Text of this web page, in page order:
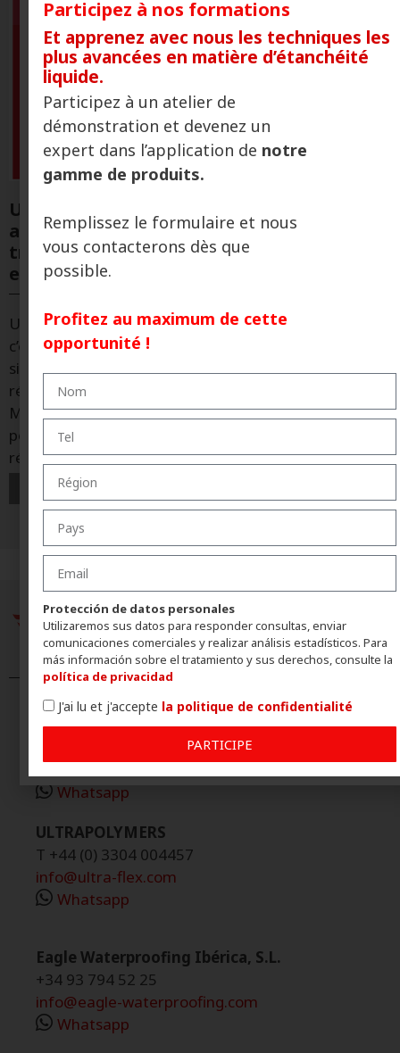
ULTRAFLEX® révolutionne l’étanchéité
avec des systèmes qui simplifient les
travaux et offrent une plus grande
efficacité.
ULTRAFLEX®: « L’étanchéité ne peut pas échouer,
c’est pourquoi nous misons sur des systèmes qui
simplifient la mise en œuvre et garantissent des
résultats » Gemma Mogas, Associée et General
Manager d’Eagle Waterproofing Ibérica, explique
pourquoi Ultraflex s’est imposé comme le système de
référence d’Eagle Group et le moteur
EAGLE UK
T +44 (0) 3304 004170
info@eagle-waterproofing.co.uk
Whatsapp
ULTRAPOLYMERS
T +44 (0) 3304 004457
info@ultra-flex.com
Whatsapp
Eagle Waterproofing Ibérica, S.L.
+34 93 794 52 25
info@eagle-waterproofing.com
Whatsapp
Participez à nos formations
Et apprenez avec nous les techniques les
plus avancées en matière d’étanchéité
liquide.
Participez à un atelier de
démonstration et devenez un
expert dans l’application de notre
gamme de produits.
Remplissez le formulaire et nous
vous contacterons dès que
possible.
Profitez au maximum de cette
opportunité !
Protección de datos personales
Utilizaremos sus datos para responder consultas, enviar
comunicaciones comerciales y realizar análisis estadísticos. Para
más información sobre el tratamiento y sus derechos, consulte la
política de privacidad
J'ai lu et j'accepte la politique de confidentialité
PARTICIPE